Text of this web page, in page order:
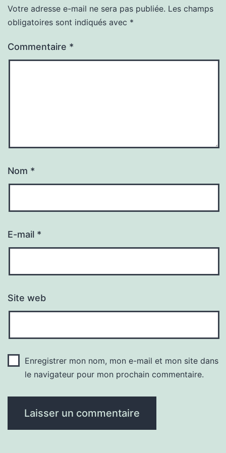
Votre adresse e-mail ne sera pas publiée. Les champs
obligatoires sont indiqués avec *
Commentaire *
Nom *
E-mail *
Site web
Enregistrer mon nom, mon e-mail et mon site dans
le navigateur pour mon prochain commentaire.